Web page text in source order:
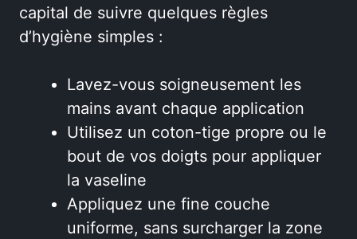
capital de suivre quelques règles
d’hygiène simples :
Lavez-vous soigneusement les
mains avant chaque application
Utilisez un coton-tige propre ou le
bout de vos doigts pour appliquer
la vaseline
Appliquez une fine couche
uniforme, sans surcharger la zone